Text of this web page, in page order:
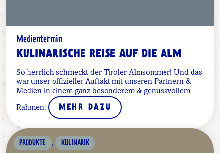
Medientermin
KULINARISCHE REISE AUF DIE ALM
So herrlich schmeckt der Tiroler Almsommer! Und das
war unser offizieller Auftakt mit unseren Partnern &
Medien in einem ganz besonderem & genussvollem
Rahmen: MEHR DAZU
PRODUKTE , KULINARIK